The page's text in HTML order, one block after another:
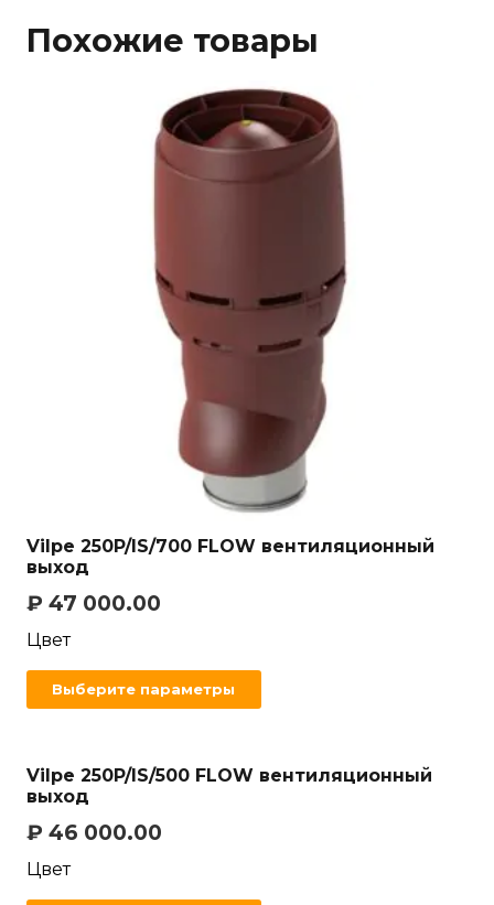
Похожие товары
Vilpe 250P/IS/700 FLOW вентиляционный
выход
₽ 47 000.00
Цвет
Выберите параметры
Vilpe 250P/IS/500 FLOW вентиляционный
выход
₽ 46 000.00
Цвет